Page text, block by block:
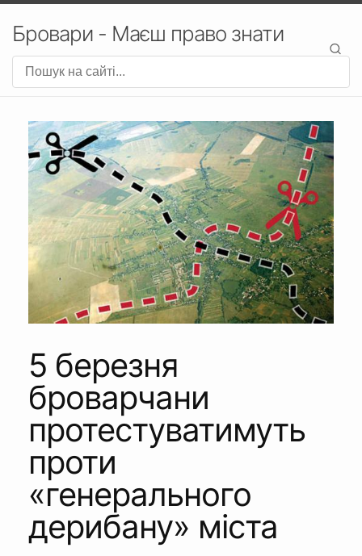
Бровари - Маєш право знати
5 березня
броварчани
протестуватимуть
проти
«генерального
дерибану» міста